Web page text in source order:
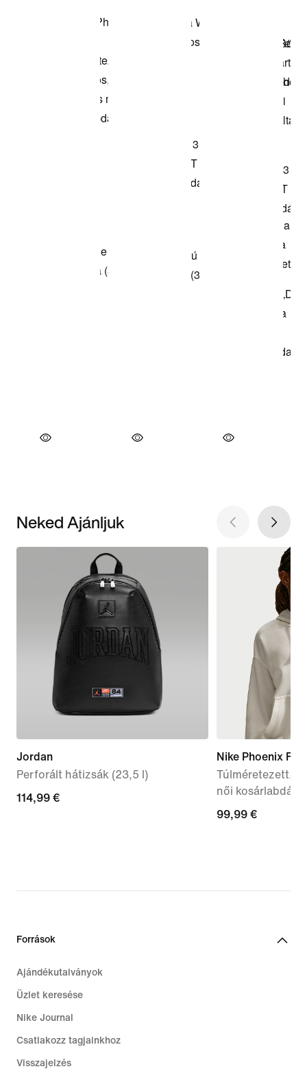
Neked Ajánljuk
Jordan
Perforált hátizsák (23,5 l)
114,99
114,99 €
Nike Phoenix
Túlméretezett,
női kosárlabdás
99,99
99,99 €
Források
Ajándékutalványok
Üzlet keresése
Nike Journal
Csatlakozz tagjainkhoz
Visszajelzés